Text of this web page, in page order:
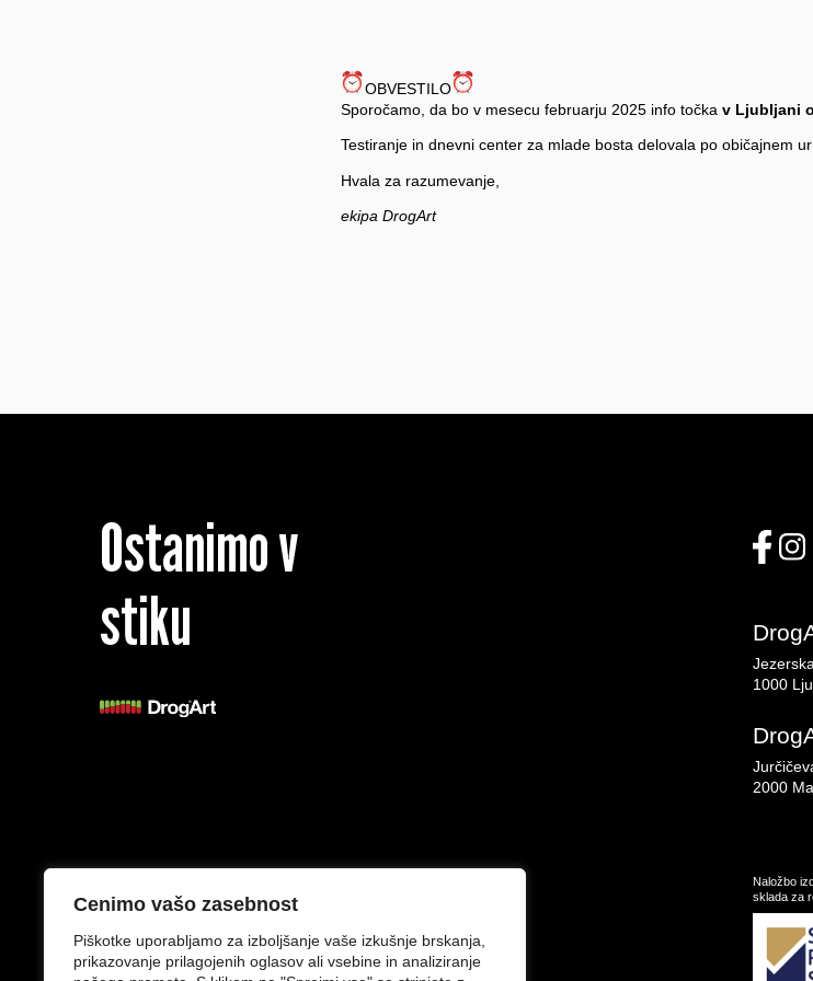
Cenimo vašo zasebnost
Piškotke uporabljamo za izboljšanje vaše izkušnje brskanja,
prikazovanje prilagojenih oglasov ali vsebine in analiziranje
OBVESTILO
Sporočamo, da bo v mesecu februarju 2025 info točka v Ljubljani
Testiranje in dnevni center za mlade bosta delovala po običajnem
Hvala za razumevanje,
ekipa DrogArt
Ostanimo v
stiku
1000
2000
Naložbo
sklada za